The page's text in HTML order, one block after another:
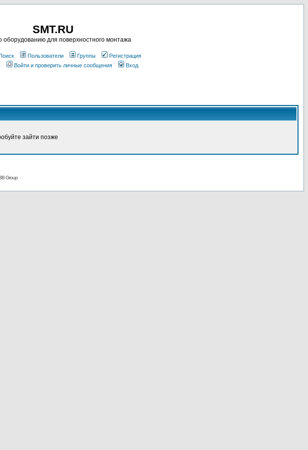
SMT.RU
оборудованию для поверхностного монтажа
Пользователи Группы
Регистрация
Войти и проверить личные сообщения Вход
зайти позже
Group